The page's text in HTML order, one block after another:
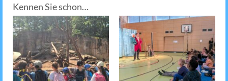
Kennen Sie schon…